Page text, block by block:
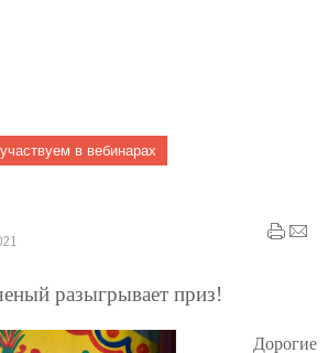
в вебинарах
разыгрывает приз!
Дорогие